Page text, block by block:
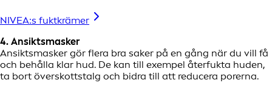
NIVEA:s fuktkrämer
4. Ansiktsmasker
Ansiktsmasker gör flera bra saker på en gång när du vill få
och behålla klar hud. De kan till exempel återfukta huden,
ta bort överskottstalg och bidra till att reducera porerna.